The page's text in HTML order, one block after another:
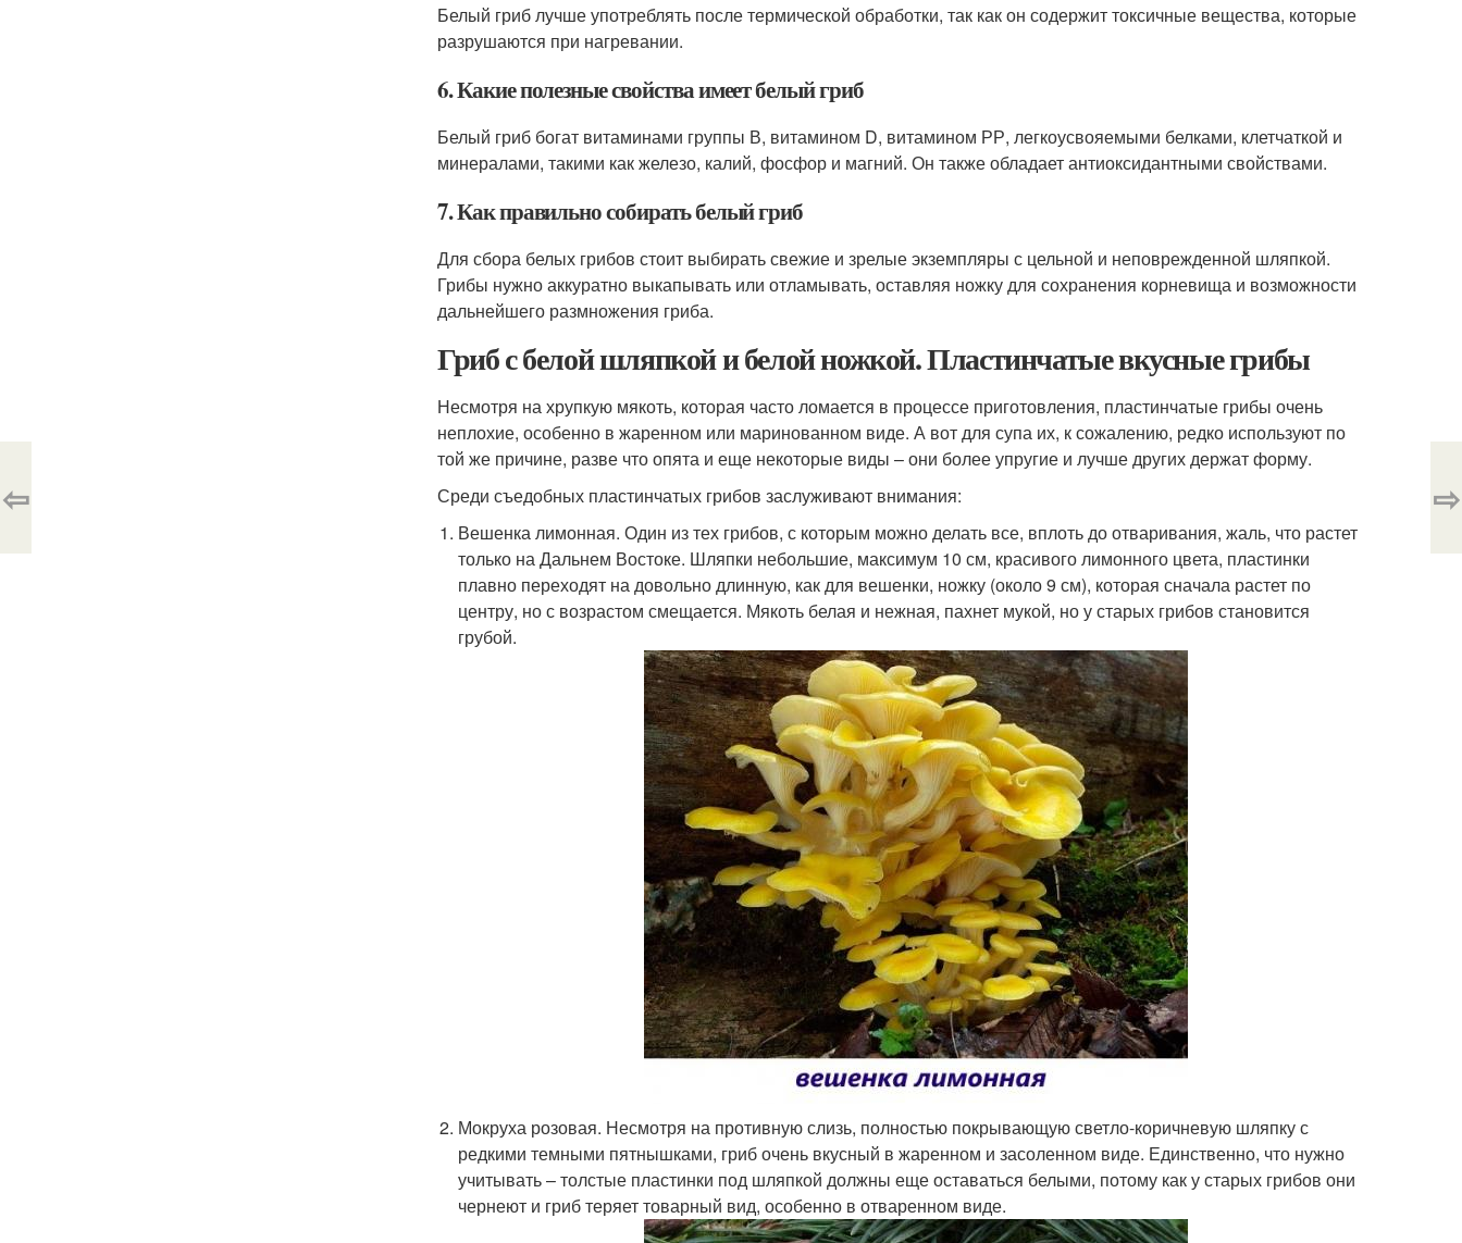
Белый гриб лучше употреблять после термической обработки, так как он содержит токсичные вещества, которые
разрушаются при нагревании.
6. Какие полезные свойства имеет белый гриб
Белый гриб богат витаминами группы В, витамином D, витамином РР, легкоусвояемыми белками, клетчаткой и
минералами, такими как железо, калий, фосфор и магний. Он также обладает антиоксидантными свойствами.
7. Как правильно собирать белый гриб
Для сбора белых грибов стоит выбирать свежие и зрелые экземпляры с цельной и неповрежденной шляпкой.
Грибы нужно аккуратно выкапывать или отламывать, оставляя ножку для сохранения корневища и возможности
дальнейшего размножения гриба.
Гриб с белой шляпкой и белой ножкой. Пластинчатые вкусные грибы
Несмотря на хрупкую мякоть, которая часто ломается в процессе приготовления, пластинчатые грибы очень
неплохие, особенно в жаренном или маринованном виде. А вот для супа их, к сожалению, редко используют по
той же причине, разве что опята и еще некоторые виды – они более упругие и лучше других держат форму.
Среди съедобных пластинчатых грибов заслуживают внимания:
Вешенка лимонная. Один из тех грибов, с которым можно делать все, вплоть до отваривания, жаль, что растет
только на Дальнем Востоке. Шляпки небольшие, максимум 10 см, красивого лимонного цвета, пластинки
плавно переходят на довольно длинную, как для вешенки, ножку (около 9 см), которая сначала растет по
центру, но с возрастом смещается. Мякоть белая и нежная, пахнет мукой, но у старых грибов становится
грубой.
Мокруха розовая. Несмотря на противную слизь, полностью покрывающую светло-коричневую шляпку с
редкими темными пятнышками, гриб очень вкусный в жаренном и засоленном виде. Единственно, что нужно
учитывать – толстые пластинки под шляпкой должны еще оставаться белыми, потому как у старых грибов они
чернеют и гриб теряет товарный вид, особенно в отваренном виде.
⇦ ⇨